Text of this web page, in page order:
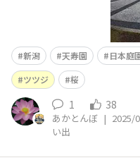
新潟 天寿園 日本庭
ツツジ
桜
1 38
あかとんぼ | 2025/
い出